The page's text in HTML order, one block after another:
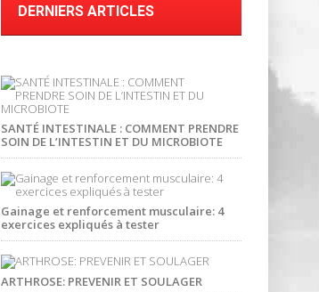
DERNIERS ARTICLES
SANTÉ INTESTINALE : COMMENT PRENDRE
SOIN DE L’INTESTIN ET DU MICROBIOTE
Gainage et renforcement musculaire: 4
exercices expliqués à tester
ARTHROSE: PREVENIR ET SOULAGER